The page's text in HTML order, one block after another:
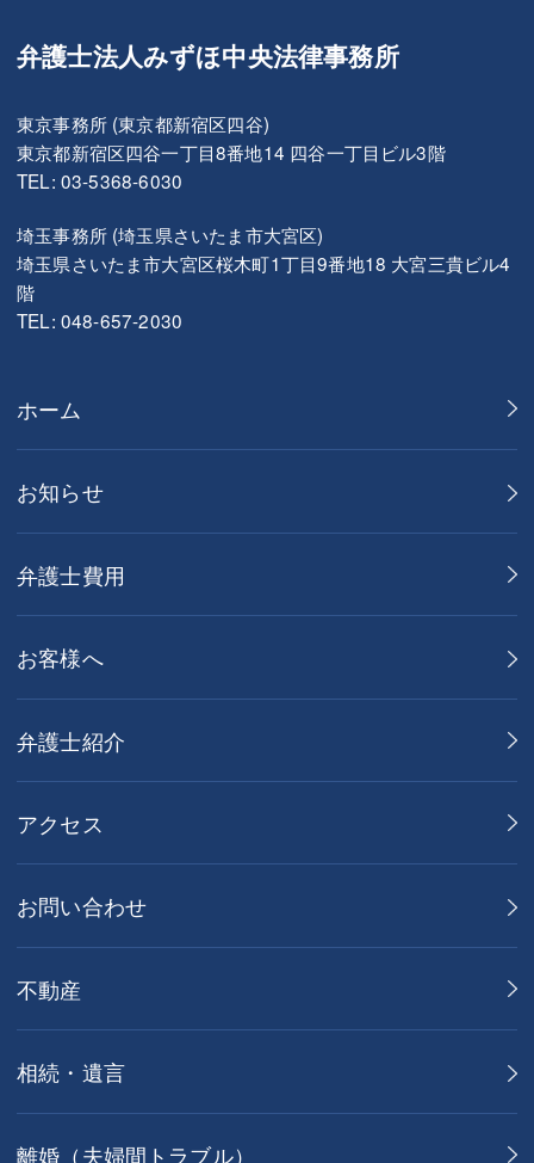
弁護士法人みずほ中央法律事務所
東京事務所 (東京都新宿区四谷)
東京都新宿区四谷一丁目8番地14 四谷一丁目ビル3階
TEL: 03-5368-6030
埼玉事務所 (埼玉県さいたま市大宮区)
埼玉県さいたま市大宮区桜木町1丁目9番地18 大宮三貴ビル4
階
TEL: 048-657-2030
ホーム
お知らせ
弁護士費用
お客様へ
弁護士紹介
アクセス
お問い合わせ
不動産
相続・遺言
離婚（夫婦間トラブル）